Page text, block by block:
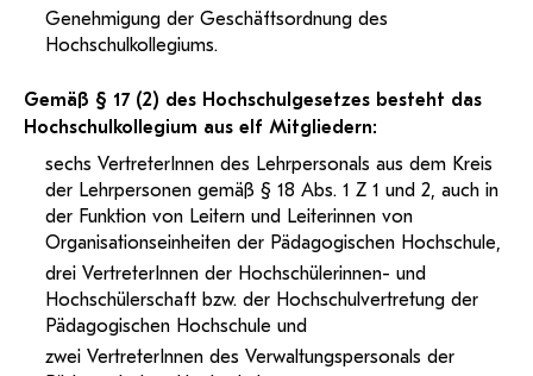
Genehmigung der Geschäftsordnung des
Hochschulkollegiums.
Gemäß § 17 (2) des Hochschulgesetzes besteht das
Hochschulkollegium aus elf Mitgliedern:
sechs VertreterInnen des Lehrpersonals aus dem Kreis
der Lehrpersonen gemäß § 18 Abs. 1 Z 1 und 2, auch in
der Funktion von Leitern und Leiterinnen von
Organisationseinheiten der Pädagogischen Hochschule,
drei VertreterInnen der Hochschülerinnen- und
Hochschülerschaft bzw. der Hochschulvertretung der
Pädagogischen Hochschule und
zwei VertreterInnen des Verwaltungspersonals der